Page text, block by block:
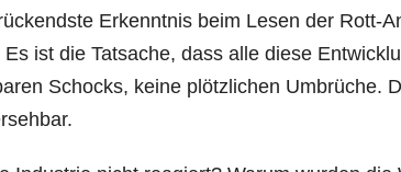
Erkenntnis beim Lesen der Rott-
ist die Tatsache, dass alle diese
Schocks, keine plötzlichen Umbrüche.